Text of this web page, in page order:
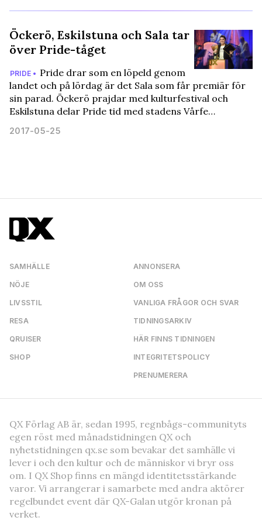
Öckerö, Eskilstuna och Sala tar
över Pride-tåget
PRIDE • Pride drar som en löpeld genom
landet och på lördag är det Sala som får premiär för
sin parad. Öckerö prajdar med kulturfestival och
Eskilstuna delar Pride tid med stadens Vårfe…
2017-05-25
SAMHÄLLE
NÖJE
LIVSSTIL
RESA
QRUISER
SHOP
ANNONSERA
OM OSS
VANLIGA FRÅGOR OCH SVAR
TIDNINGSARKIV
HÄR FINNS TIDNINGEN
INTEGRITETSPOLICY
PRENUMERERA
QX Förlag AB är, sedan 1995, regnbågs-communityts
egen röst med månadstidningen QX och
nyhetstidningen qx.se som bevakar det samhälle vi
lever i och den kultur och de människor vi bryr oss
om. I QX Shop finns en mängd identitetsstärkande
varor. Vi arrangerar i samarbete med andra aktörer
regelbundet event där QX-Galan utgör kronan på
verket.